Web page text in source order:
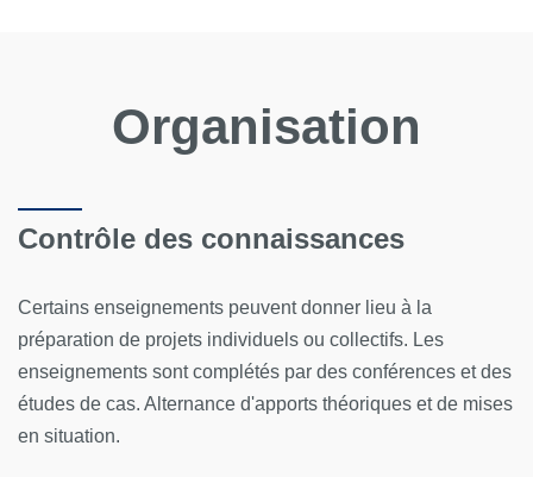
Organisation
Contrôle des connaissances
Certains enseignements peuvent donner lieu à la
préparation de projets individuels ou collectifs. Les
enseignements sont complétés par des conférences et des
études de cas. Alternance d'apports théoriques et de mises
en situation.